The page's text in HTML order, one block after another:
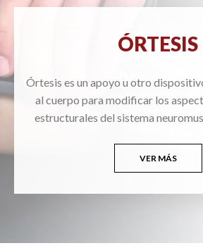
ÓRTESIS
Órtesis es un apoyo u otro
al cuerpo para modificar los
estructurales del sistema
VER MÁS